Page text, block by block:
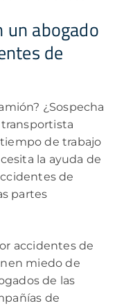
un abogado
de
¿Sospecha
de trabajo
la ayuda de
de
partes
accidentes de
miedo de
de las
de